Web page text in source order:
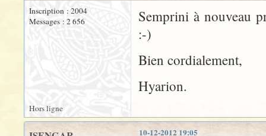
Inscription : 2004
Messages : 2 656
Semprini à nouveau
:-)
Bien cordialement,
Hyarion.
Hors ligne
10-12-2012 19:05